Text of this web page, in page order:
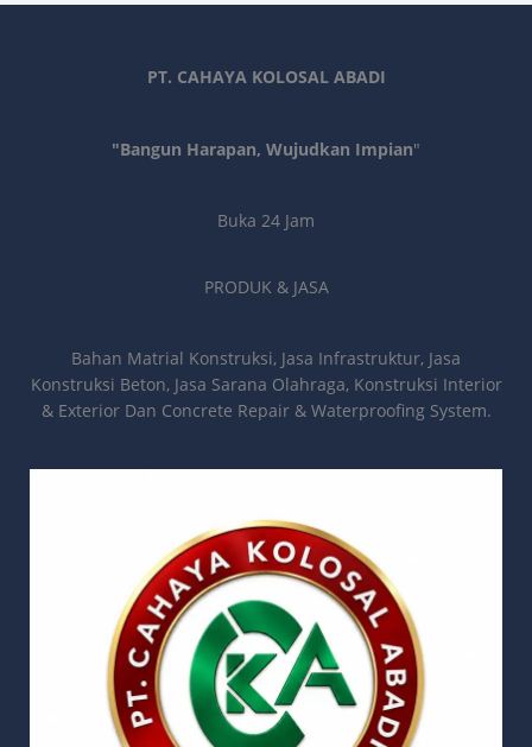
PT. CAHAYA KOLOSAL ABADI
"Bangun Harapan, Wujudkan Impian"
Buka 24 Jam
PRODUK & JASA
Bahan Matrial Konstruksi, Jasa Infrastruktur, Jasa
Konstruksi Beton, Jasa Sarana Olahraga, Konstruksi Interior
& Exterior Dan Concrete Repair & Waterproofing System.